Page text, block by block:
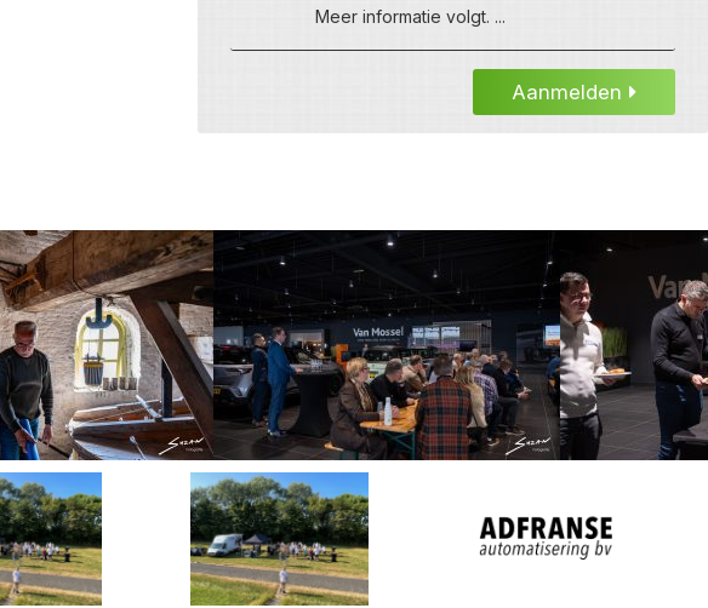
Meer informatie volgt. ...
Aanmelden